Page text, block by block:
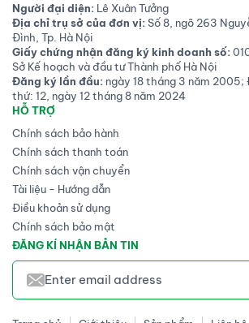
Người đại diện: Lê Xuân Tưởng
Địa chỉ trụ sở của đơn vị:Số 8, ngõ 263
Đình, Tp. Hà Nội
Giấy chứng nhận đăng ký kinh doanh số:
Sở Kế hoạch và đầu tư Thành phố Hà Nội
Đăng ký lần đầu: ngày 18 tháng 3 năm
thứ: 12, ngày 12 tháng 8 năm 2024
HỖ TRỢ
Chính sách bảo hành
Chính sách thanh toán
Chính sách vận chuyển
Tài liệu - Hướng dẫn
Điều khoản sử dụng
Chính sách bảo mật
ĐĂNG KÍ NHẬN BẢN TIN